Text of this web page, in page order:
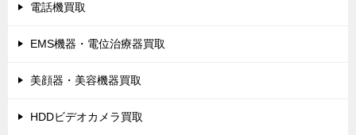
電話機買取
EMS機器・電位治療器買取
美顔器・美容機器買取
HDDビデオカメラ買取